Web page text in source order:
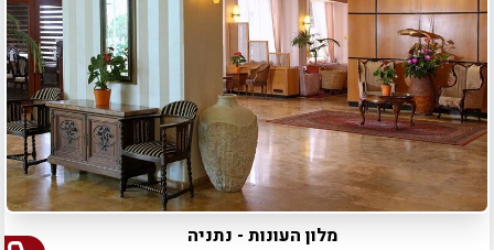
מלון העונות - נתניה